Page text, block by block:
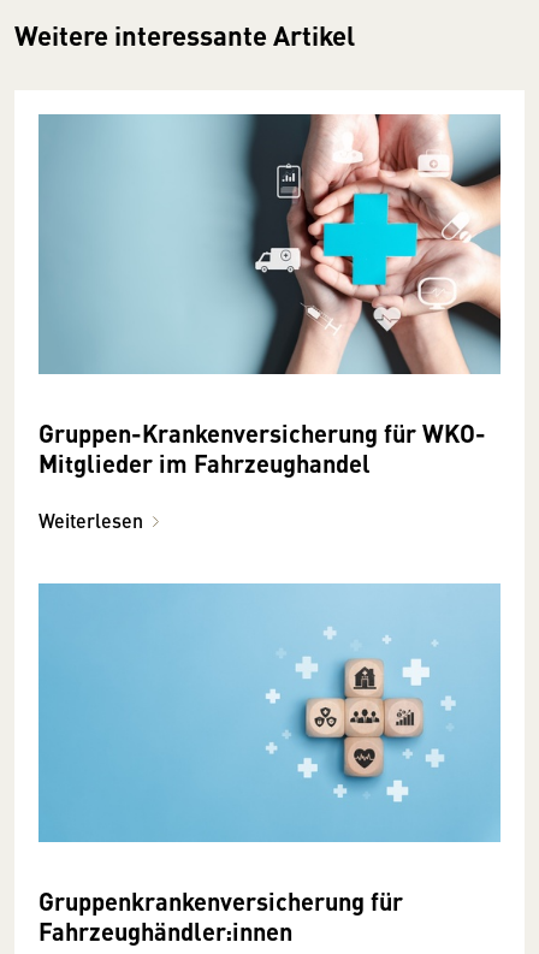
Weitere interessante Artikel
Gruppen-Krankenversicherung für WKO-
Mitglieder im Fahrzeughandel
Weiterlesen
Gruppenkrankenversicherung für
Fahrzeughändler:innen